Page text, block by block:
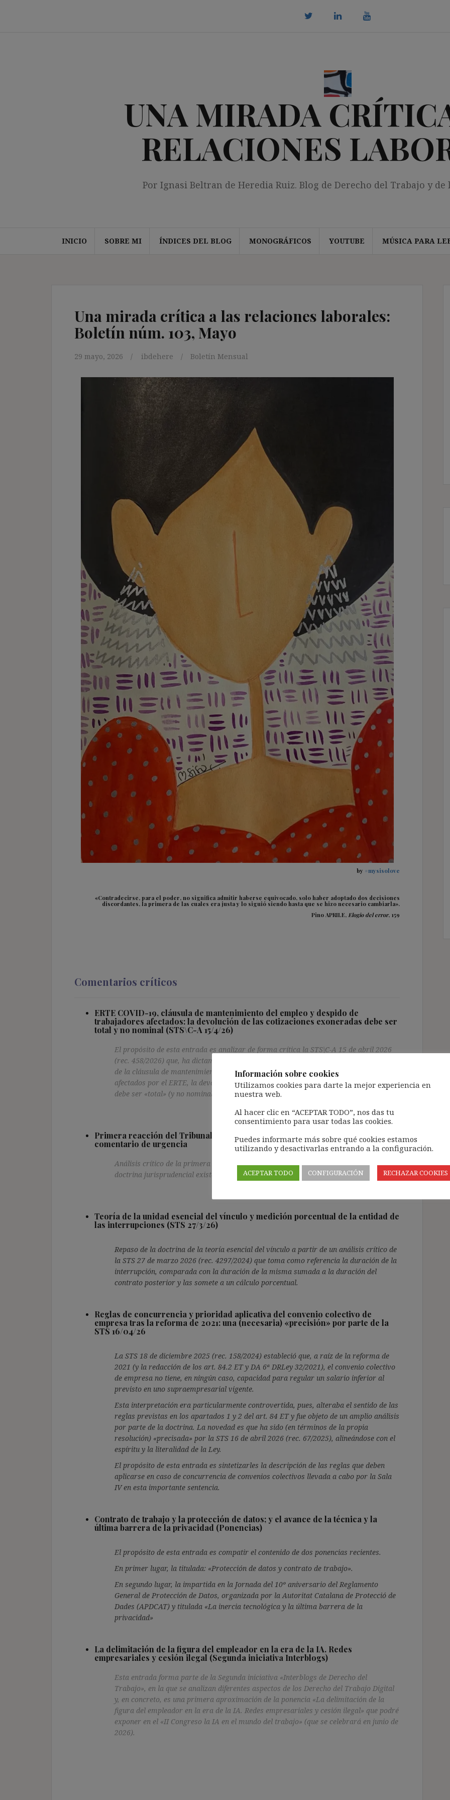
UNA MIRADA
RELACIONES
Por Ignasi Beltran de Heredia Ruiz. Blog de Derecho del Trabajo y de
INICIO SOBRE MI ÍNDICES DEL BLOG MONOGRÁFICOS YOUTUBE MÚSICA PARA
Una mirada crítica a las relaciones laborales:
Boletín núm. 103, Mayo
29 mayo, 2026 ibdehere Boletín Mensual
by #mysisolove
«Contradecirse, para el poder, no significa admitir haberse equivocado, solo haber adoptado dos decisiones
discordantes, la primera de las cuales era justa y lo siguió siendo hasta que se hizo necesario cambiarla».
Pino APRILE, Elogio del error, 159
Comentarios críticos
ERTE COVID-19, cláusula de mantenimiento del empleo y despido de
trabajadores afectados: la devolución de las cotizaciones exoneradas debe ser
total y no nominal (STS\C-A 15/4/26)
El propósito de esta entrada es analizar de forma crítica la STS\C-A 15 de abril 2026
(rec. 458/2026) que, ha dictaminado que, en el marco de la pandemia de la COVID-19 y
de la cláusula de mantenimiento del empleo, en caso de despido de los trabajadores
afectados por el ERTE, la devolución de las cotizaciones exoneradas efectivamente
debe ser «total» (y no nominal).
Primera reacción del Tribunal Supremo al asunto Obadal (STS 11/5/26): un
comentario de urgencia
Análisis crítico de la primera sentencia del TS que aborda la reinterpretación de la
doctrina jurisprudencial existente para adaptarla a las exigencias del asunto Obadal.
Teoría de la unidad esencial del vínculo y medición porcentual de la entidad de
las interrupciones (STS 27/3/26)
Repaso de la doctrina de la teoría esencial del vínculo a partir de un análisis crítico de
la STS 27 de marzo 2026 (rec. 4297/2024) que toma como referencia la duración de la
interrupción, comparada con la duración de la misma sumada a la duración del
contrato posterior y las somete a un cálculo porcentual.
Reglas de concurrencia y prioridad aplicativa del convenio colectivo de
empresa tras la reforma de 2021: una (necesaria) «precisión» por parte de la
STS 16/04/26
La STS 18 de diciembre 2025 (rec. 158/2024) estableció que, a raíz de la reforma de
2021 (y la redacción de los art. 84.2 ET y DA 6ª DRLey 32/2021), el convenio colectivo
de empresa no tiene, en ningún caso, capacidad para regular un salario inferior al
previsto en uno supraempresarial vigente.
Esta interpretación era particularmente controvertida, pues, alteraba el sentido de las
reglas previstas en los apartados 1 y 2 del art. 84 ET y fue objeto de un amplio análisis
por parte de la doctrina. La novedad es que ha sido (en términos de la propia
resolución) «precisada» por la STS 16 de abril 2026 (rec. 67/2025), alineándose con el
espíritu y la literalidad de la Ley.
El propósito de esta entrada es sintetizarles la descripción de las reglas que deben
aplicarse en caso de concurrencia de convenios colectivos llevada a cabo por la Sala
IV en esta importante sentencia.
Contrato de trabajo y la protección de datos; y el avance de la técnica y la
última barrera de la privacidad (Ponencias)
El propósito de esta entrada es compatir el contenido de dos ponencias recientes.
En primer lugar, la titulada: «Protección de datos y contrato de trabajo».
En segundo lugar, la impartida en la Jornada del 10º aniversario del Reglamento
General de Protección de Datos, organizada por la Autoritat Catalana de Protecció de
Dades (APDCAT) y titulada «La inercia tecnológica y la última barrera de la
privacidad»
La delimitación de la figura del empleador en la era de la IA. Redes
empresariales y cesión ilegal (Segunda iniciativa Interblogs)
Esta entrada forma parte de la Segunda iniciativa «Interblogs de Derecho del
Trabajo», en la que se analizan diferentes aspectos de los Derecho del Trabajo Digital
y, en concreto, es una primera aproximación de la ponencia «La delimitación de la
figura del empleador en la era de la IA. Redes empresariales y cesión ilegal» que podré
exponer en el «II Congreso la IA en el mundo del trabajo» (que se celebrará en junio de
2026).
Información sobre cookies
Utilizamos cookies para darte la mejor experiencia en
nuestra web.
Al hacer clic en “ACEPTAR TODO”, nos das tu
consentimiento para usar todas las cookies.
Puedes informarte más sobre qué cookies estamos
utilizando y desactivarlas entrando a la configuración.
ACEPTAR TODO CONFIGURACIÓN RECHAZAR COOKIES